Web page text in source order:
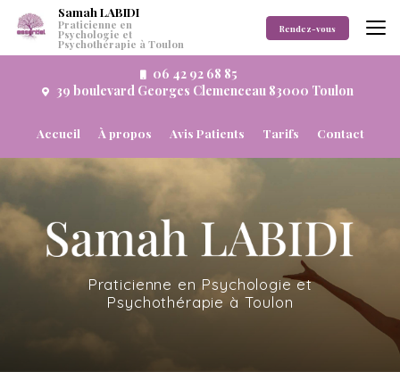
Aller
06 42 92 68 85
39 boulevard Georges Clemenceau 83000 Toulon
Accueil À propos Avis Patients Tarifs Contact
Samah LABIDI
Praticienne en
Psychologie et
Psychothérapie à Toulon
Rendez-vous
Praticienne en Psychologie et
Psychothérapie à Toulon